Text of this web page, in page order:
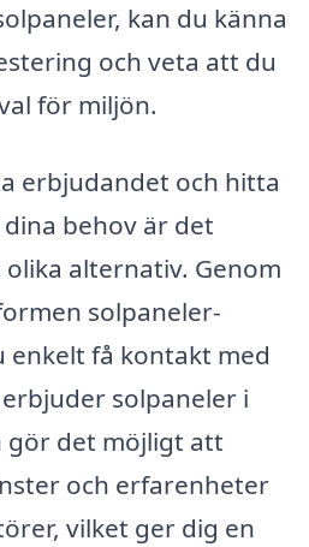
kan du känna
och veta att du
för miljön.
erbjudandet och hitta
behov är det
alternativ. Genom
solpaneler-
enkelt få kontakt med
solpaneler i
gör det möjligt att
och erfarenheter
vilket ger dig en